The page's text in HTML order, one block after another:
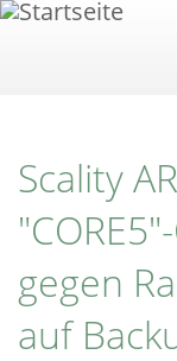
Direkt
Scality
gegen
auf